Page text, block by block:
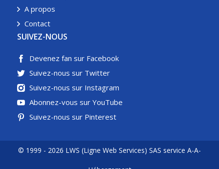
A propos
Contact
SUIVEZ-NOUS
Devenez fan sur Facebook
Suivez-nous sur Twitter
Suivez-nous sur Instagram
Abonnez-vous sur YouTube
Suivez-nous sur Pinterest
© 1999 - 2026 LWS (Ligne Web Services) SAS service A-A-